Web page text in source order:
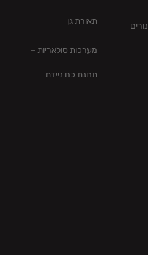
תאורת גן
מערכות סולאריות –
תחנת כח ניידת